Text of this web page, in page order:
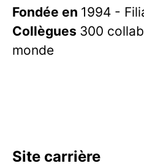
Fondée en 1994 -
Collègues 300
monde
Site carrière